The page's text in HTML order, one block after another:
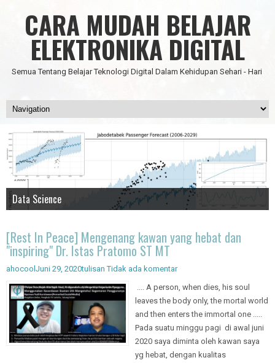
CARA MUDAH BELAJAR
ELEKTRONIKA DIGITAL
Semua Tentang Belajar Teknologi Digital Dalam Kehidupan Sehari - Hari
IC Timer 555 yang Multifungsi
Data Science
JAM DIGITAL 6 DIGIT TANPA MICRO FULL CMOS
Node Red - Kontrol Industri 4.0
[Rest In Peace] Mengenang kawan yang hebat dan
"inspiring" Dr. Istas Pratomo ST MT
ahocool Juni 29, 2020tulisan Tidak ada komentar
.... A person, when dies, his soul
leaves the body only, the mortal world
and then enters the immortal one .....
Pada suatu minggu pagi di awal juni
2020 saya diminta oleh kawan saya
yg hebat, dengan kualitas